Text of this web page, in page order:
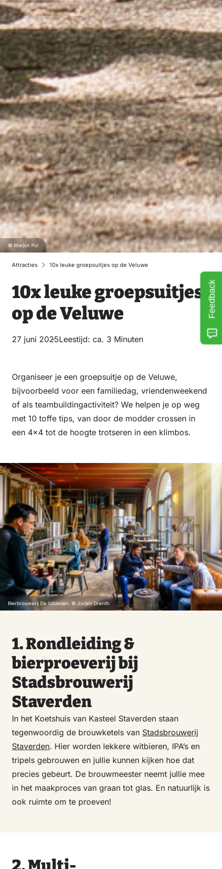
© Marjon Pul
Attracties 10x leuke groepsuitjes op de Veluwe
10x leuke groepsuitjes
op de Veluwe
27 juni 2025Leestijd: ca. 3 Minuten
Organiseer je een groepsuitje op de Veluwe,
bijvoorbeeld voor een familiedag, vriendenweekend
of als teambuildingactiviteit? We helpen je op weg
met 10 toffe tips, van door de modder crossen in
een 4×4 tot de hoogte trotseren in een klimbos.
Bierbrouwerij De Uddelaer, © Jurjen Drenth
1. Rondleiding &
bierproeverij bij
Stadsbrouwerij
Staverden
In het Koetshuis van Kasteel Staverden staan
tegenwoordig de brouwketels van Stadsbrouwerij
Staverden. Hier worden lekkere witbieren, IPA’s en
tripels gebrouwen en jullie kunnen kijken hoe dat
precies gebeurt. De brouwmeester neemt jullie mee
in het maakproces van graan tot glas. En natuurlijk is
ook ruimte om te proeven!
Feedback